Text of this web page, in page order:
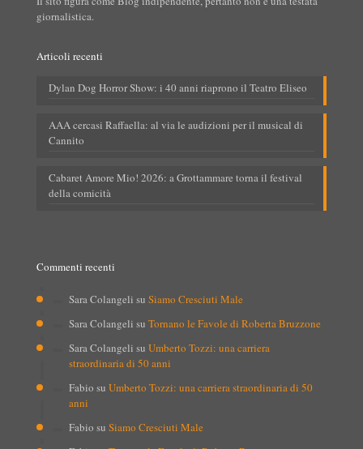
giornalistica.
Articoli recenti
Dylan Dog Horror Show: i 40 anni riaprono il Teatro Eliseo
AAA cercasi Raffaella: al via le audizioni per il musical di
Cannito
Cabaret Amore Mio! 2026: a Grottammare torna il festival
della comicità
Commenti recenti
Sara Colangeli su Siamo Cresciuti Male
Sara Colangeli su Tornano le Favole di Roberta Bruzzone
Sara Colangeli su Umberto Tozzi: una carriera
straordinaria di 50 anni
Fabio su Umberto Tozzi: una carriera straordinaria di 50
anni
Fabio su Siamo Cresciuti Male